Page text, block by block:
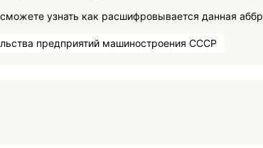
предприятий машиностроения СССР